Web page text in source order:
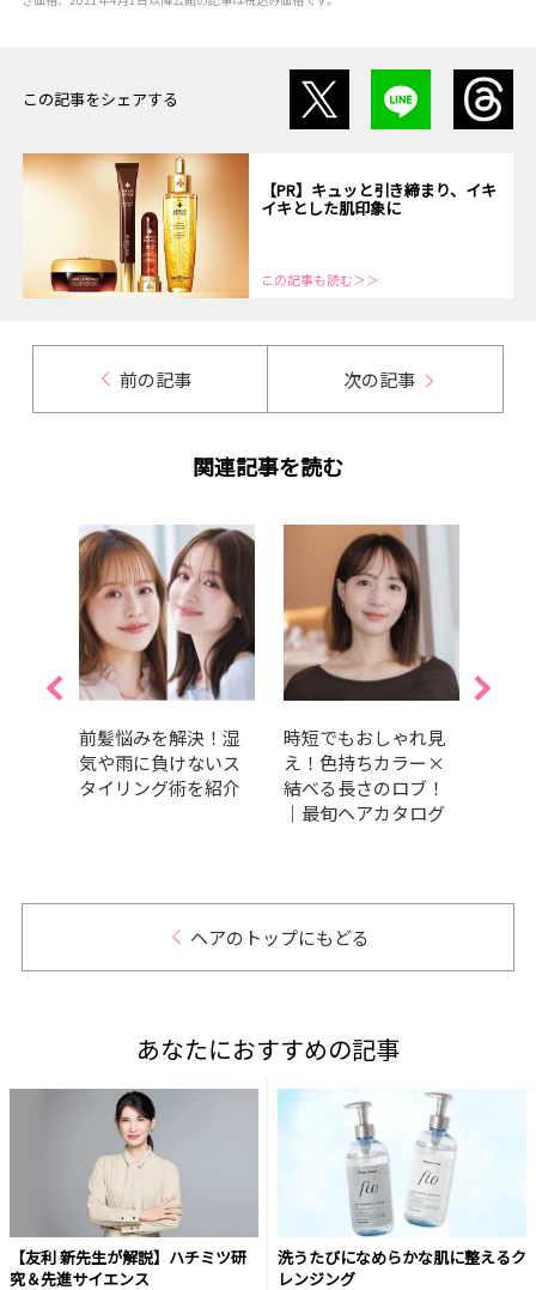
この記事をシェアする
【PR】キュッと引き締まり、イキ
イキとした肌印象に
この記事も読む＞＞
前の記事 次の記事
関連記事を読む
前髪悩みを解決！湿
気や雨に負けないス
タイリング術を紹介
時短でもおしゃれ見
え！色持ちカラー×
結べる長さのロブ！
｜最旬ヘアカタログ
ヘアのトップにもどる
あなたにおすすめの記事
【友利 新先生が解説】ハチミツ研
究＆先進サイエンス
洗うたびになめらかな肌に整えるク
レンジング